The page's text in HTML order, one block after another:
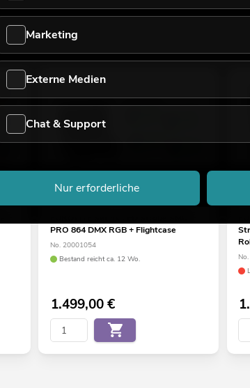
PRO 864 DMX RGB + Flightcase
No. 20001054
Bestand reicht ca. 12 Wo.
1.499,00€
Marketing
Externe Medien
Chat & Support
Nur erforderliche